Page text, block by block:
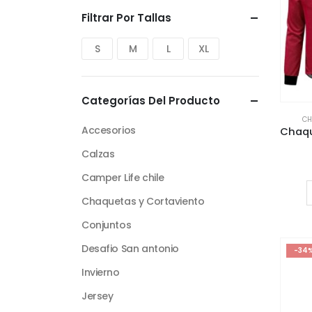
-
Filtrar Por Tallas
S M L XL
Categorías Del Producto
Accesorios
Calzas
Camper Life chile
Chaquetas y Cortaviento
Conjuntos
Desafio San antonio
Invierno
Jersey